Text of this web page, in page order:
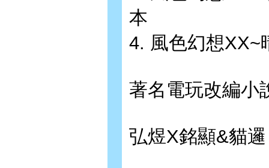
本
4. 風色幻想XX~
著名電玩改編小
弘煜X銘顯&貓